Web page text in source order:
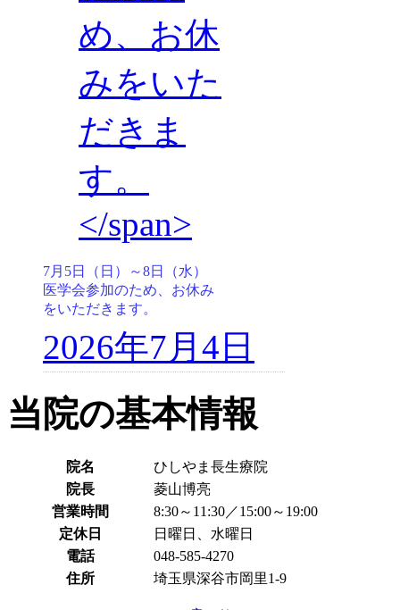
7月5日（日）～8日（水）
医学会参加のため、お休み
をいただきます。
2026年7月4日
当院の基本情報
院名
ひしやま長生療院
院長
菱山博亮
営業時間
8:30～11:30／15:00～19:00
定休日
日曜日、水曜日
電話
048-585-4270
住所
埼玉県深谷市岡里1-9